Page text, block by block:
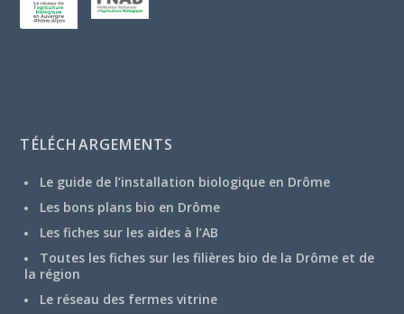
TÉLÉCHARGEMENTS
Le guide de l’installation biologique en Drôme
Les bons plans bio en Drôme
Les fiches sur les aides à l’AB
Toutes les fiches sur les filières bio de la Drôme et de
la région
Le réseau des fermes vitrine